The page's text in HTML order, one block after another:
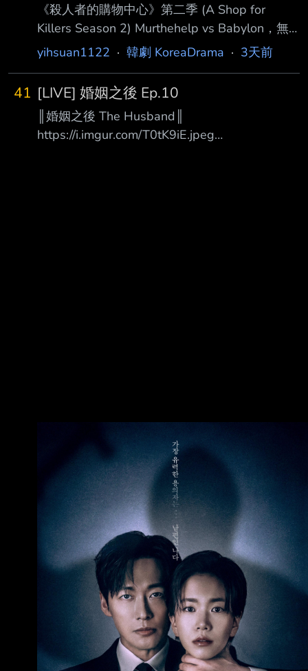
《殺人者的購物中心》第二季 (A Shop for
Killers Season 2) Murthehelp vs Babylon，無
法避免的戰爭一觸即發
接手續成為新任老闆的智安，與成功生還歸來的
叔叔進灣。 面對來自巴比倫國際勢力的更大威
脅，兩人正式攜手展開反擊。 7 月 22 日起，每
週三 15:00 於 Disney+ 更新兩集，全劇共八
yihsuan1122 · 韓劇 KoreaDrama · 3天前
41 [LIVE] 婚姻之後 Ep.10
║婚姻之後 The Husband║
https://i.imgur.com/T0tK9iE.jpeg